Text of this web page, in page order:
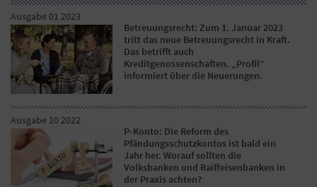
Ausgabe 01 2023
Betreuungsrecht: Zum 1. Januar 2023
tritt das neue Betreuungsrecht in Kraft.
Das betrifft auch
Kreditgenossenschaften. „Profil“
informiert über die Neuerungen.
Ausgabe 10 2022
P-Konto: Die Reform des
Pfändungsschutzkontos ist bald ein
Jahr her. Worauf sollten die
Volksbanken und Raiffeisenbanken in
der Praxis achten?